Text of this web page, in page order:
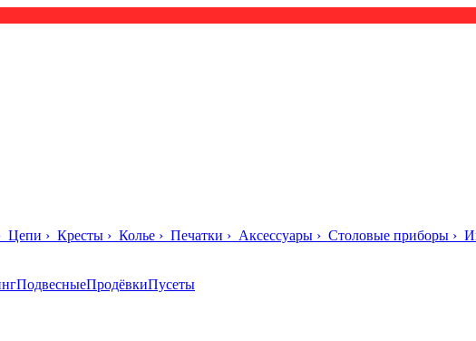
Цепи › Кресты › Колье › Печатки › Аксессуары › Столовые приборы ›
ПодвесныеПродёвкиПусеты